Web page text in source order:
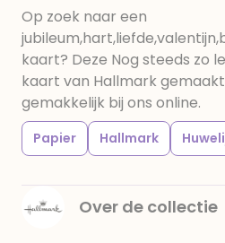
Op zoek naar een
kaart? Deze Nog steeds zo
kaart van Hallmark
gemakkelijk bij ons online.
Papier Hallmark
Over de collectie